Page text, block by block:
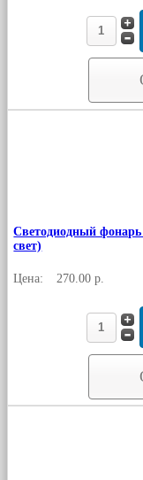
Светодиодный
свет)
Цена: 270.00 р.